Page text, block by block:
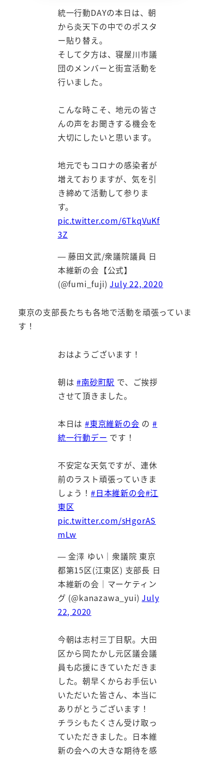
統一行動DAYの本日は、朝
から炎天下の中でのポスタ
ー貼り替え。
そして夕方は、寝屋川市議
団のメンバーと街宣活動を
行いました。
こんな時こそ、地元の皆さ
んの声をお聞きする機会を
大切にしたいと思います。
地元でもコロナの感染者が
増えておりますが、気を引
き締めて活動して参りま
す。
pic.twitter.com/6TkqVuKf
3Z
— 藤田文武/衆議院議員 日
本維新の会【公式】
(@fumi_fuji)July 22, 2020
東京の支部長たちも各地で活動を頑張っていま
す！
おはようございます！
朝は#南砂町駅 で、ご挨拶
させて頂きました。
本日は #東京維新の会 の#
統一行動デー です！
不安定な天気ですが、連休
前のラスト頑張っていきま
しょう！ #日本維新の会#江
東区
pic.twitter.com/sHgorAS
mLw
— 金澤 ゆい｜衆議院 東京
都第15区(江東区) 支部長 日
本維新の会｜マーケティン
グ (@kanazawa_yui)July
22, 2020
今朝は志村三丁目駅。大田
区から岡たかし元区議会議
員も応援にきていただきま
した。朝早くからお手伝い
いただいた皆さん、本当に
ありがとうございます！
チラシもたくさん受け取っ
ていただきました。日本維
新の会への大きな期待を感